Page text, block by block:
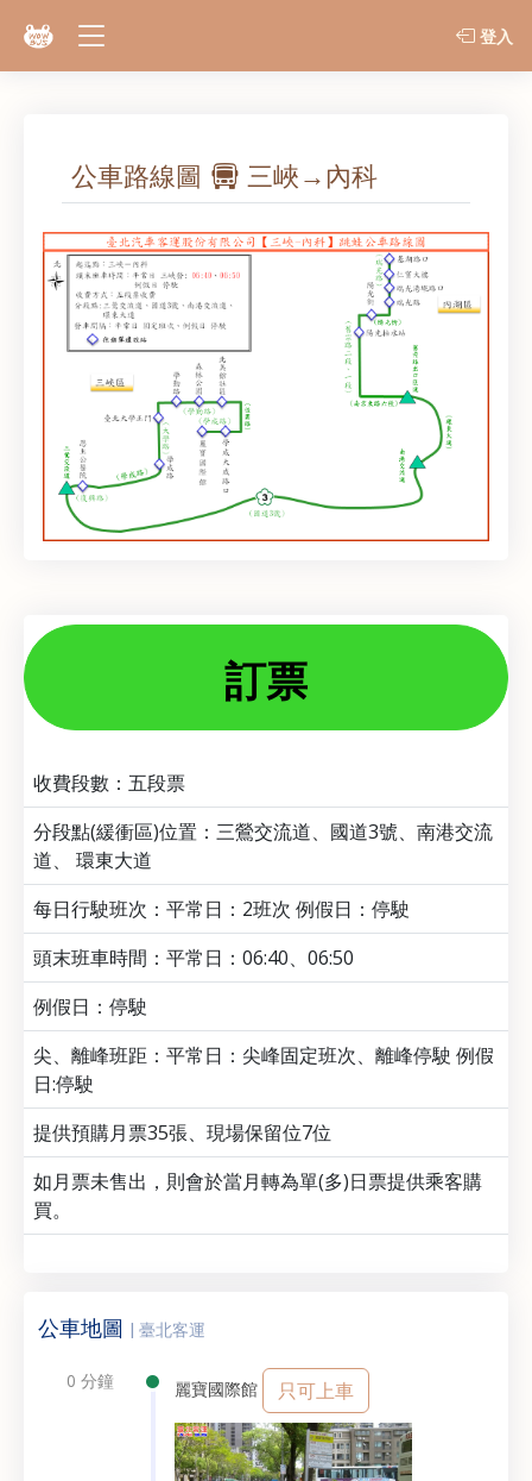
登入
公車路線圖 三峽→內科
訂票
收費段數：五段票
分段點(緩衝區)位置：三鶯交流道、國道3號、南港交流
道、 環東大道
每日行駛班次：平常日：2班次 例假日：停駛
頭末班車時間：平常日：06:40、06:50
例假日：停駛
尖、離峰班距：平常日：尖峰固定班次、離峰停駛 例假
日:停駛
提供預購月票35張、現場保留位7位
如月票未售出，則會於當月轉為單(多)日票提供乘客購
買。
公車地圖 | 臺北客運
0 分鐘 麗寶國際館 只可上車